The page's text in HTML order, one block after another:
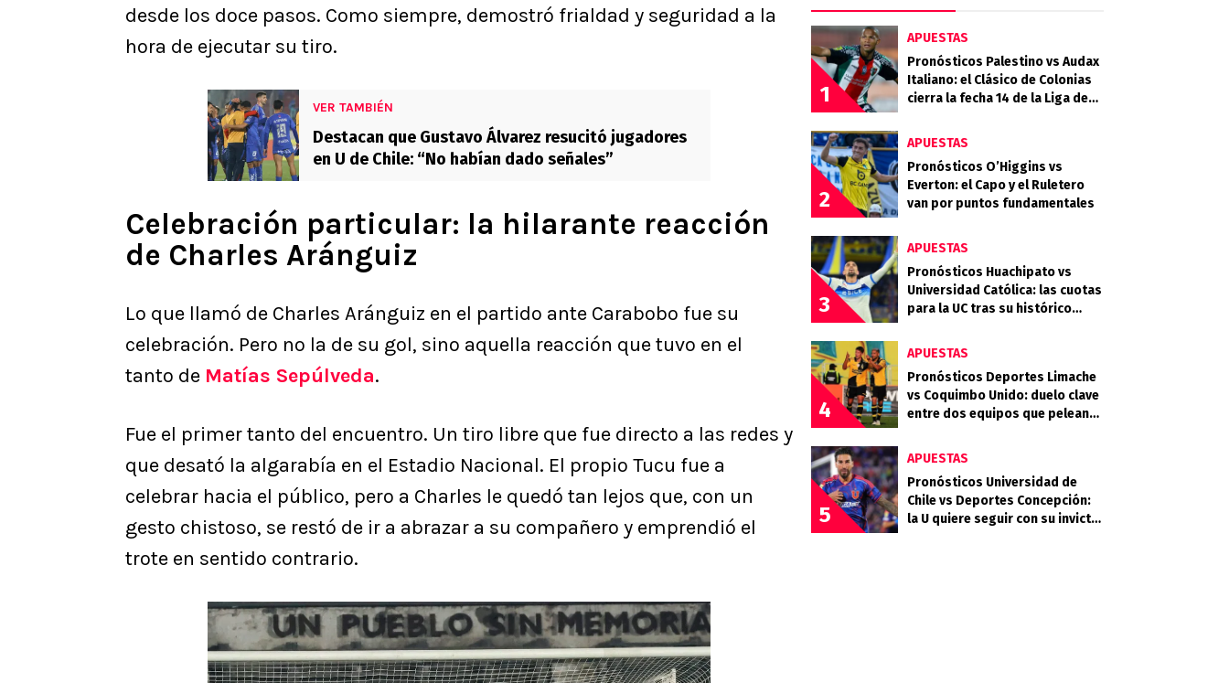
desde los doce pasos. Como siempre, demostró frialdad y seguridad a la
hora de ejecutar su tiro.
VER TAMBIÉN
Destacan que Gustavo Álvarez resucitó jugadores
en U de Chile: “No habían dado señales”
Celebración particular: la hilarante reacción
de Charles Aránguiz
Lo que llamó de Charles Aránguiz en el partido ante Carabobo fue su
celebración. Pero no la de su gol, sino aquella reacción que tuvo en el
tanto de Matías Sepúlveda.
Fue el primer tanto del encuentro. Un tiro libre que fue directo a las redes y
que desató la algarabía en el Estadio Nacional. El propio Tucu fue a
celebrar hacia el público, pero a Charles le quedó tan lejos que, con un
gesto chistoso, se restó de ir a abrazar a su compañero y emprendió el
trote en sentido contrario.
1
APUESTAS
Pronósticos Palestino vs Audax
Italiano: el Clásico de Colonias
cierra la fecha 14 de la Liga de
2
APUESTAS
Pronósticos O’Higgins vs
Everton: el Capo y el Ruletero
van por puntos fundamentales
3
APUESTAS
Pronósticos Huachipato vs
Universidad Católica: las cuotas
para la UC tras su histórico
4
APUESTAS
Pronósticos Deportes Limache
vs Coquimbo Unido: duelo clave
entre dos equipos que pelean
5
APUESTAS
Pronósticos Universidad de
Chile vs Deportes Concepción:
la U quiere seguir con su invicto